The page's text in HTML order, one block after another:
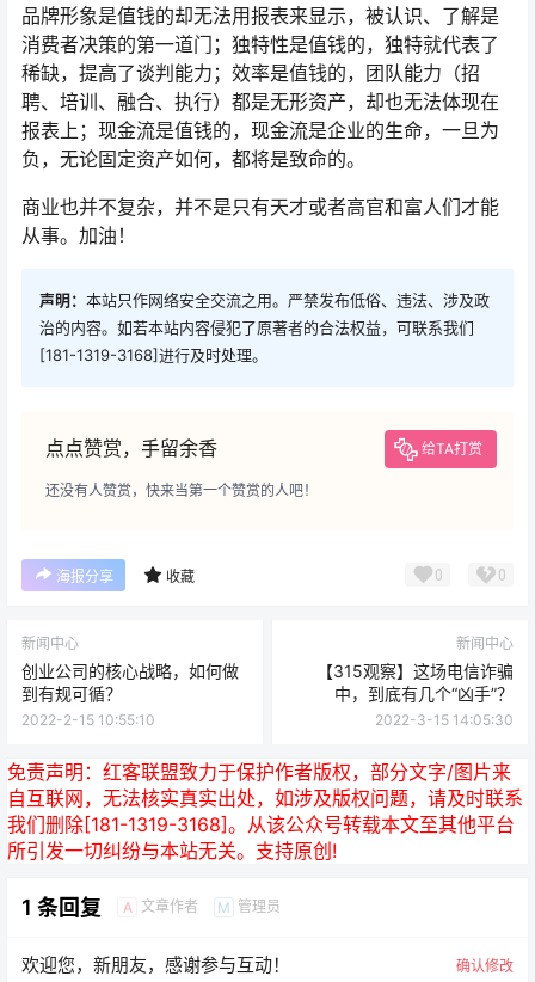
品牌形象是值钱的却无法用报表来显示，被认识、了解是
消费者决策的第一道门；独特性是值钱的，独特就代表了
稀缺，提高了谈判能力；效率是值钱的，团队能力（招
聘、培训、融合、执行）都是无形资产，却也无法体现在
报表上；现金流是值钱的，现金流是企业的生命，一旦为
负，无论固定资产如何，都将是致命的。
商业也并不复杂，并不是只有天才或者高官和富人们才能
从事。加油！
声明： 本站只作网络安全交流之用。严禁发布低俗、违法、涉及政
治的内容。如若本站内容侵犯了原著者的合法权益，可联系我们
[181-1319-3168]进行及时处理。
点点赞赏，手留余香 给TA打赏
还没有人赞赏，快来当第一个赞赏的人吧！
海报分享 收藏 0 0
新闻中心
创业公司的核心战略，如何做
到有规可循？
2022-2-15 10:55:10
新闻中心
【315观察】这场电信诈骗
中，到底有几个“凶手”？
2022-3-15 14:05:30
免责声明： 红客联盟致力于保护作者版权，部分文字/图片来
自互联网，无法核实真实出处，如涉及版权问题，请及时联系
我们删除[181-1319-3168]。从该公众号转载本文至其他平台
所引发一切纠纷与本站无关。支持原创!
1 条回复 A 文章作者 M 管理员
欢迎您，新朋友，感谢参与互动！ 确认修改